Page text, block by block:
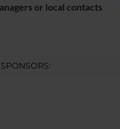
or local contacts
SPONSORS: